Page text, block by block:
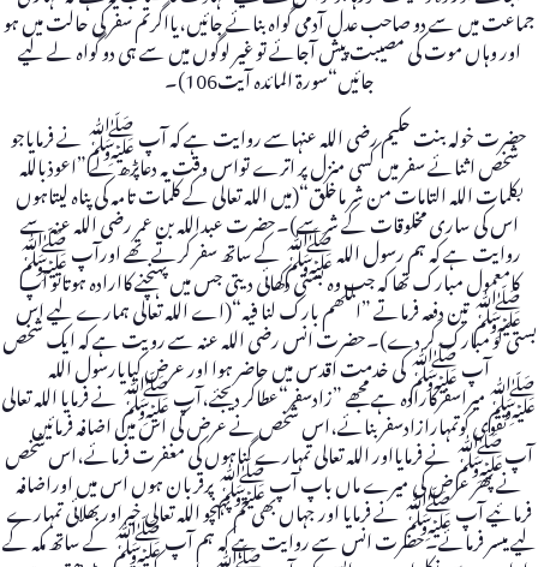
جماعت میں سے دو صاحب عدل آدمی گواہ بنائے جائیں،یااگرتم سفر کی حالت میں ہو
اور وہاں موت کی مصیبت پیش آجائے تو غیر لوگوں میں سے ہی دو گواہ لے لیے
جائیں“سورۃ المائدہ آیت106)۔
حضرت خولہ بنت حکیم رضی اللہ عنہاسے روایت ہے کہ آپ ﷺ نے فرمایاجو
شخص اثنائے سفر میں کسی منزل پر اترے تواس وقت یہ دعاپڑھ لے ”اعوذباللہ
بکلمات اللہ التامات من شر ماخلق“(میں اللہ تعالی کے کلمات تامہ کی پناہ لیتاہوں
اس کی ساری مخلوقات کے شرسے)۔حضرت عبداللہ بن عمر رضی اللہ عنہ سے
روایت ہے کہ ہم رسول اللہ ﷺ کے ساتھ سفر کرتے تھے اورآپ ﷺ
کامعمول مبارک تھا کہ جب وہ بستی دکھائی دیتی جس میں پہنچنے کاارادہ ہوتاتو آپ
ﷺ تین دفعہ فرماتے ”اللھم بارک لنا فیہ“(اے اللہ تعالی ہمارے لیے اس
بستی کو مبارک کر دے)۔حضرت انس رضی اللہ عنہ سے رویت ہے کہ ایک شخص
آپ ﷺ کی خدمت اقدس میں حاضر ہوا اور عرض کیایارسول اللہ
ﷺمیراسفرکارادہ ہے مجھے ”زادسفر“عطاکر دیجئے،آپ ﷺ نے فرمایا اللہ تعالی
تقوی کوتمہارازادسفربنائے،اس شخص نے عرض کی اس میں اضافہ فرمائیں
آپﷺ نے فرمایااور اللہ تعالی تمہارے گناہوں کی مغفرت فرمائے،اس شخص
نے پھر عرض کی میرے ماں باپ آپ ﷺ پرقربان ہوں اس میں اوراضافہ
فرمائیے آپ ﷺ نے فرمایا اور جہاں بھی تم پہنچو اللہ تعالی خیراوربھلائی تمہارے
لیے میسر فرمائے۔حضرت انس سے روایت ہے کہ ہم آپ ﷺ کے ساتھ مکہ کے